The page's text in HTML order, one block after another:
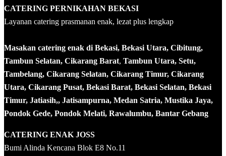
CATERING PERNIKAHAN BEKASI
Layanan catering prasmanan enak, lezat plus lengkap
Masakan catering enak di Bekasi, Bekasi Utara, Cibitung,
Tambun Selatan, Cikarang Barat, Tambun Utara, Setu,
Tambelang, Cikarang Selatan, Cikarang Timur, Cikarang
Utara, Cikarang Pusat, Bekasi Barat, Bekasi Selatan, Bekasi
Timur, Jatiasih,, Jatisampurna, Medan Satria, Mustika Jaya,
Pondok Gede, Pondok Melati, Rawalumbu, Bantar Gebang
CATERING ENAK JOSS
Bumi Alinda Kencana Blok E8 No.11